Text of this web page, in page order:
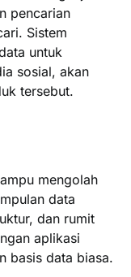
pencarian
Sistem
untuk
sosial, akan
tersebut.
mengolah
data
dan rumit
aplikasi
basis data biasa.